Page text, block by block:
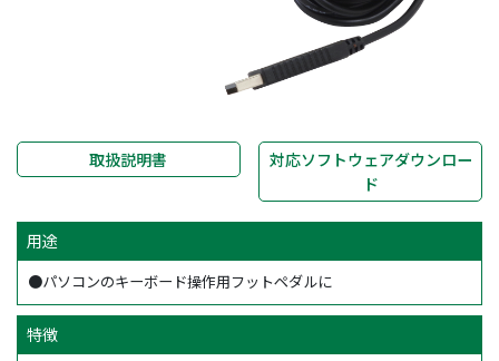
取扱説明書
対応ソフトウェアダウンロー
ド
用途
●パソコンのキーボード操作用フットペダルに
特徴